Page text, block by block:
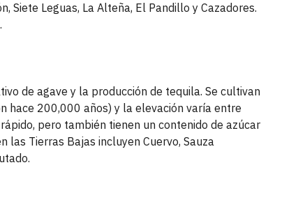
Leguas, La Alteña, El Pandillo y Cazadores.
de agave y la producción de tequila. Se cultivan
hace 200,000 años) y la elevación varía entre
pero también tienen un contenido de azúcar
Tierras Bajas incluyen Cuervo, Sauza